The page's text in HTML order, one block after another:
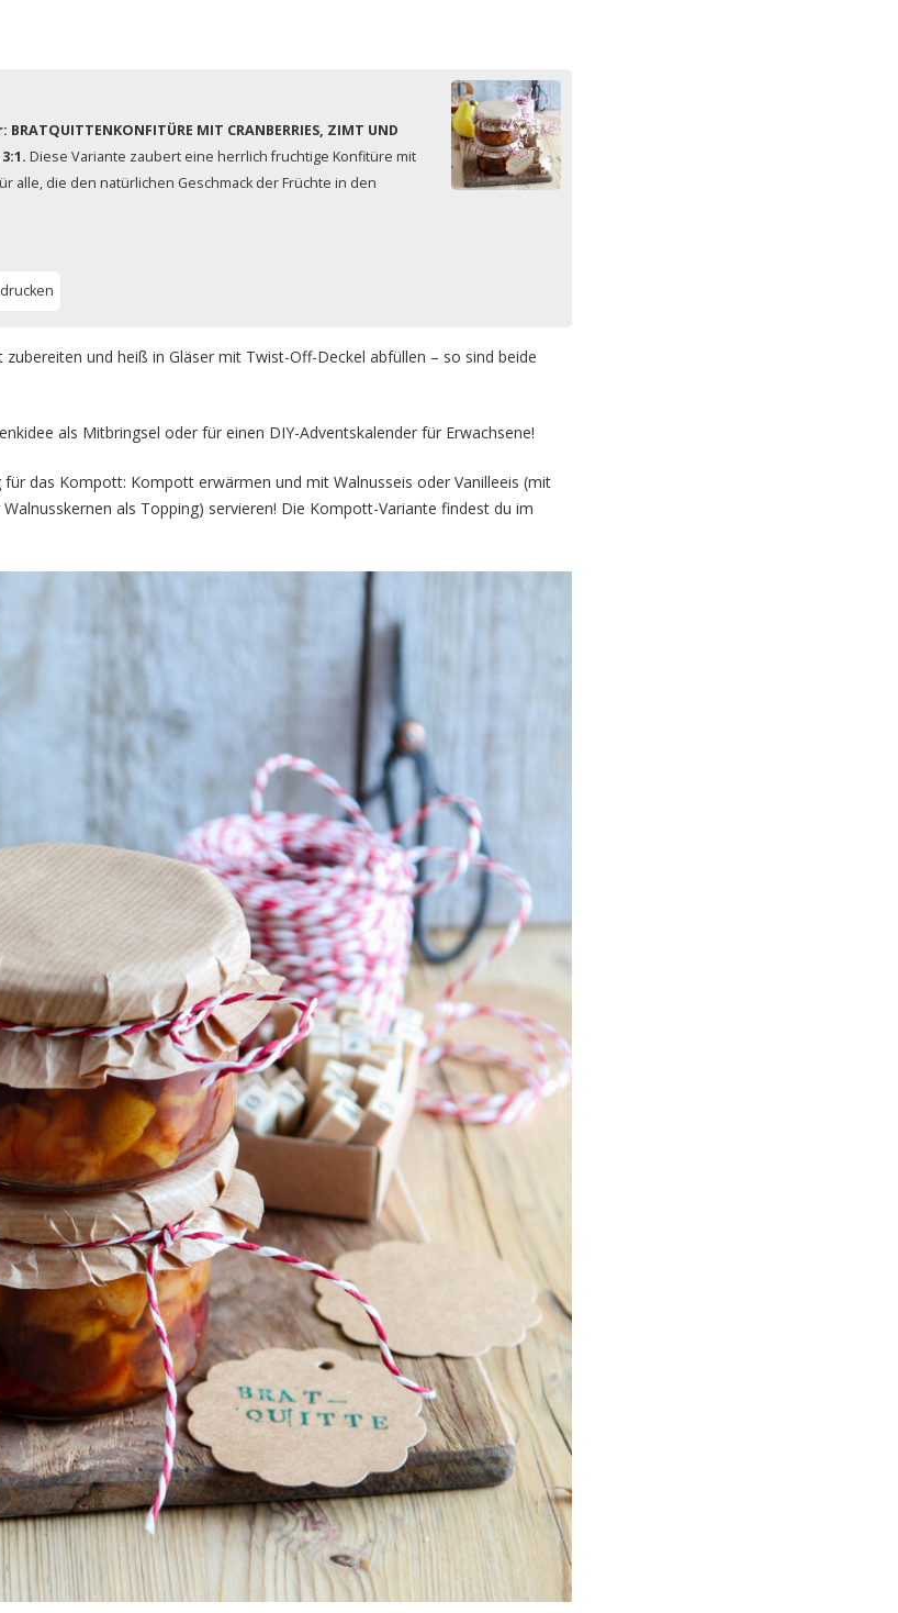
MIT CRANBERRIES, ZIMT UND
Diese Variante zaubert eine herrlich fruchtige Konfitüre mit
alle, die den natürlichen Geschmack der Früchte in den
und heiß in Gläser mit Twist-Off-Deckel abfüllen – so sind beide
als Mitbringsel oder für einen DIY-Adventskalender für Erwachsene!
für das Kompott: Kompott erwärmen und mit Walnusseis oder Vanilleeis (mit
als Topping) servieren! Die Kompott-Variante findest du im